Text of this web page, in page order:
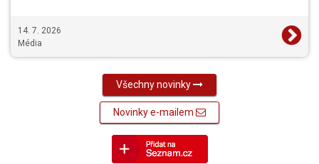
14. 7. 2026
Média
Všechny novinky
Novinky e-mailem